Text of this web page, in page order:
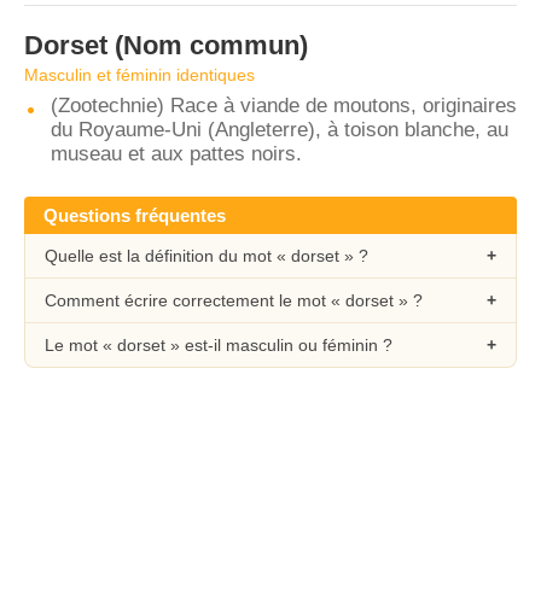
Dorset (Nom commun)
Masculin et féminin identiques
(Zootechnie) Race à viande de moutons, originaires
du Royaume-Uni (Angleterre), à toison blanche, au
museau et aux pattes noirs.
Questions fréquentes
Quelle est la définition du mot « dorset » ?
Comment écrire correctement le mot « dorset » ?
Le mot « dorset » est-il masculin ou féminin ?